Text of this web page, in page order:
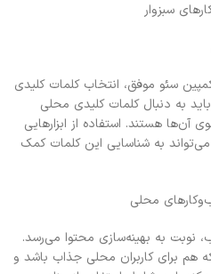
سبزوار
سئو موفق، انتخاب کلمات کلیدی
به دنبال کلمات کلیدی محلی
هستند. استفاده از ابزارهایی
مانند Google Keyword Planner می‌تواند به شناسایی این کلمات کمک
محلی
نوبت به بهینه‌سازی محتوا می‌رسد.
هم برای کاربران محلی جذاب باشد و